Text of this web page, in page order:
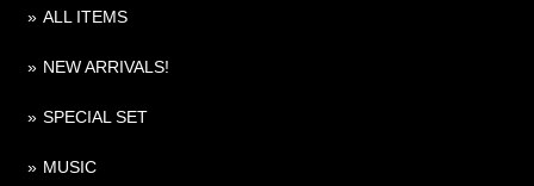
ALL ITEMS
NEW ARRIVALS!
SPECIAL SET
MUSIC